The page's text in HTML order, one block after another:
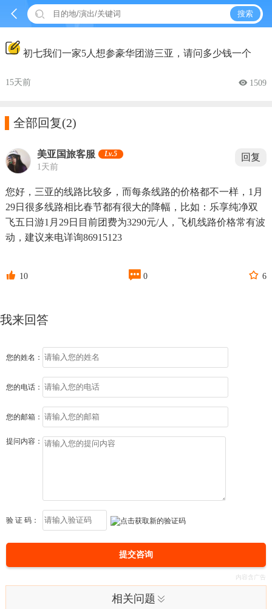
  搜索
初七我们一家5人想参豪华团游三亚，请问多少钱一个
15天前  1509
全部回复(2)
美亚国旅客服 Lv.5
1天前
回复
您好，三亚的线路比较多，而每条线路的价格都不一样，1月
29日很多线路相比春节都有很大的降幅，比如：乐享纯净双
飞五日游1月29日目前团费为3290元/人，飞机线路价格常有波
动，建议来电详询86915123
 10  0  6
我来回答
您的姓名：
您的电话：
您的邮箱：
提问内容：
验 证 码：
提交咨询
相关问题